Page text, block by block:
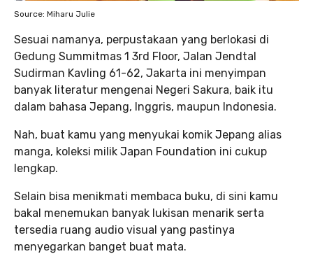
Source: Miharu Julie
Sesuai namanya, perpustakaan yang berlokasi di
Gedung Summitmas 1 3rd Floor, Jalan Jendtal
Sudirman Kavling 61-62, Jakarta ini menyimpan
banyak literatur mengenai Negeri Sakura, baik itu
dalam bahasa Jepang, Inggris, maupun Indonesia.
Nah, buat kamu yang menyukai komik Jepang alias
manga, koleksi milik Japan Foundation ini cukup
lengkap.
Selain bisa menikmati membaca buku, di sini kamu
bakal menemukan banyak lukisan menarik serta
tersedia ruang audio visual yang pastinya
menyegarkan banget buat mata.